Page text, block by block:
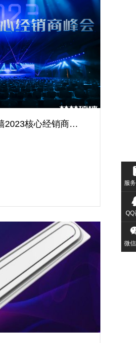
服
QQ
微
乘势而上 · 楚楚顶墙2023核心经销商峰会圆满落幕